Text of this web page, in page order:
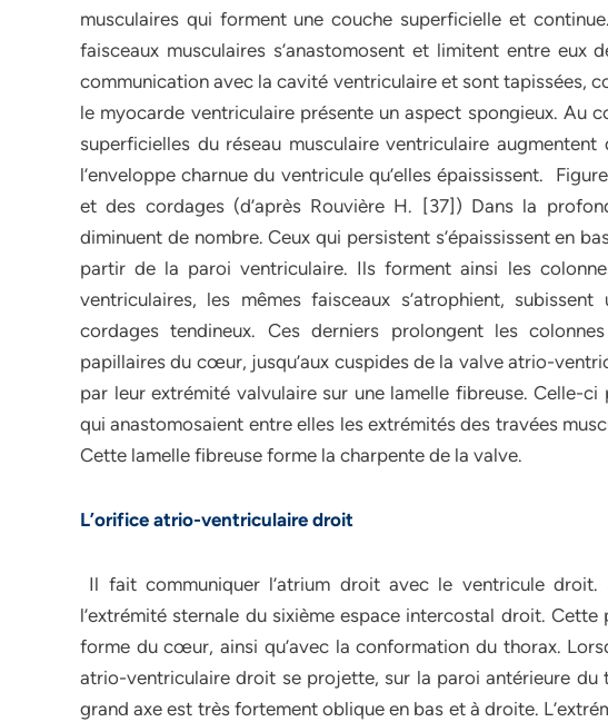
musculaires qui forment une couche superficielle et
faisceaux musculaires s’anastomosent et limitent entre eux
communication avec la cavité ventriculaire et sont tapissées,
le myocarde ventriculaire présente un aspect spongieux. Au
superficielles du réseau musculaire ventriculaire augmentent
l’enveloppe charnue du ventricule qu’elles épaississent.
et des cordages (d’après Rouvière H. [37]) Dans la
diminuent de nombre. Ceux qui persistent s’épaississent en
partir de la paroi ventriculaire. Ils forment ainsi les
ventriculaires, les mêmes faisceaux s’atrophient,
cordages tendineux. Ces derniers prolongent les
papillaires du cœur, jusqu’aux cuspides de la valve atrio-
par leur extrémité valvulaire sur une lamelle fibreuse. Celle-
qui anastomosaient entre elles les extrémités des travées
Cette lamelle fibreuse forme la charpente de la valve.
L’orifice atrio-ventriculaire droit
Il fait communiquer l’atrium droit avec le ventricule
l’extrémité sternale du sixième espace intercostal droit.
forme du cœur, ainsi qu’avec la conformation du thorax.
atrio-ventriculaire droit se projette, sur la paroi antérieure
grand axe est très fortement oblique en bas et à droite.